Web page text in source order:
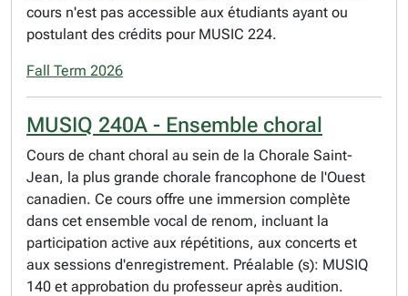
cours n'est pas accessible aux étudiants ayant ou
postulant des crédits pour MUSIC 224.
Fall Term 2026
MUSIQ 240A - Ensemble choral
Cours de chant choral au sein de la Chorale Saint-
Jean, la plus grande chorale francophone de l'Ouest
canadien. Ce cours offre une immersion complète
dans cet ensemble vocal de renom, incluant la
participation active aux répétitions, aux concerts et
aux sessions d'enregistrement. Préalable (s): MUSIQ
140 et approbation du professeur après audition.